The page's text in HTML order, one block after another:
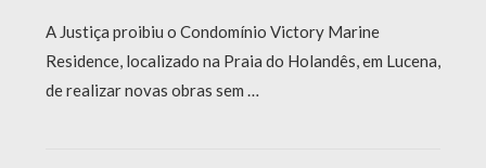
A Justiça proibiu o Condomínio Victory Marine
Residence, localizado na Praia do Holandês, em Lucena,
de realizar novas obras sem …